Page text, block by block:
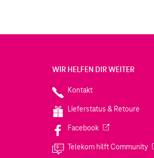
WIR HELFEN DIR WEITER
Kontakt
Lieferstatus & Retoure
Facebook(Wird in einem
Telekom hilft Community